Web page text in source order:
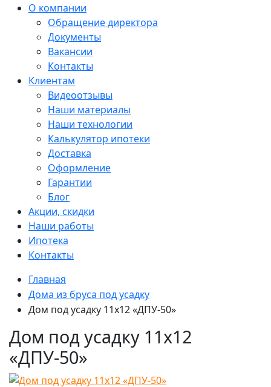
О компании
Обращение директора
Документы
Вакансии
Контакты
Клиентам
Видеоотзывы
Наши материалы
Наши технологии
Калькулятор ипотеки
Доставка
Оформление
Гарантии
Блог
Акции, скидки
Наши работы
Ипотека
Контакты
Главная
Дома из бруса под усадку
Дом под усадку 11х12 «ДПУ-50»
Дом под усадку 11х12
«ДПУ-50»